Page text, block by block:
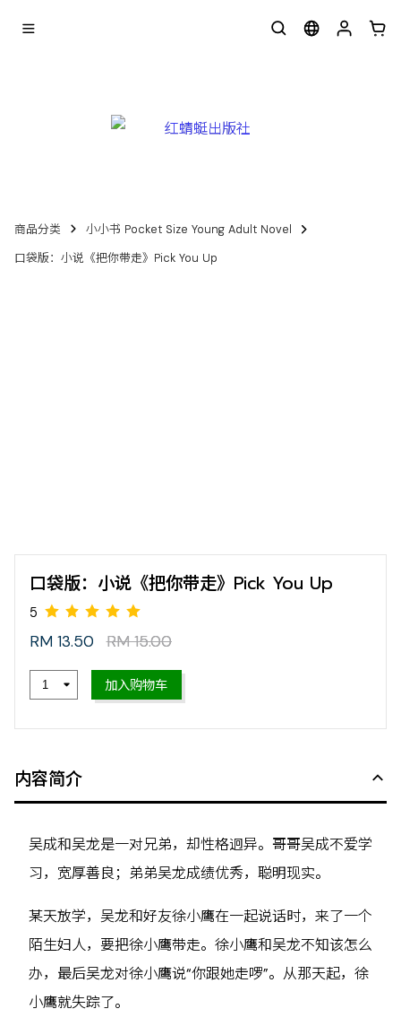
商品分类
小小书 Pocket Size Young Adult Novel
口袋版：小说《把你带走》Pick You Up
口袋版：小说《把你带走》Pick You Up
5
RM 13.50 RM 15.00
加入购物车
内容简介
吴成和吴龙是一对兄弟，却性格迥异。哥哥吴成不爱学
习，宽厚善良；弟弟吴龙成绩优秀，聪明现实。
某天放学，吴龙和好友徐小鹰在一起说话时，来了一个
陌生妇人，要把徐小鹰带走。徐小鹰和吴龙不知该怎么
办，最后吴龙对徐小鹰说“你跟她走啰”。从那天起，徐
小鹰就失踪了。